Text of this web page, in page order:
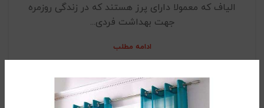
الیاف که معمولا دارای پرز هستند که در زندگی روزمره
جهت بهداشت فردی...
ادامه مطلب